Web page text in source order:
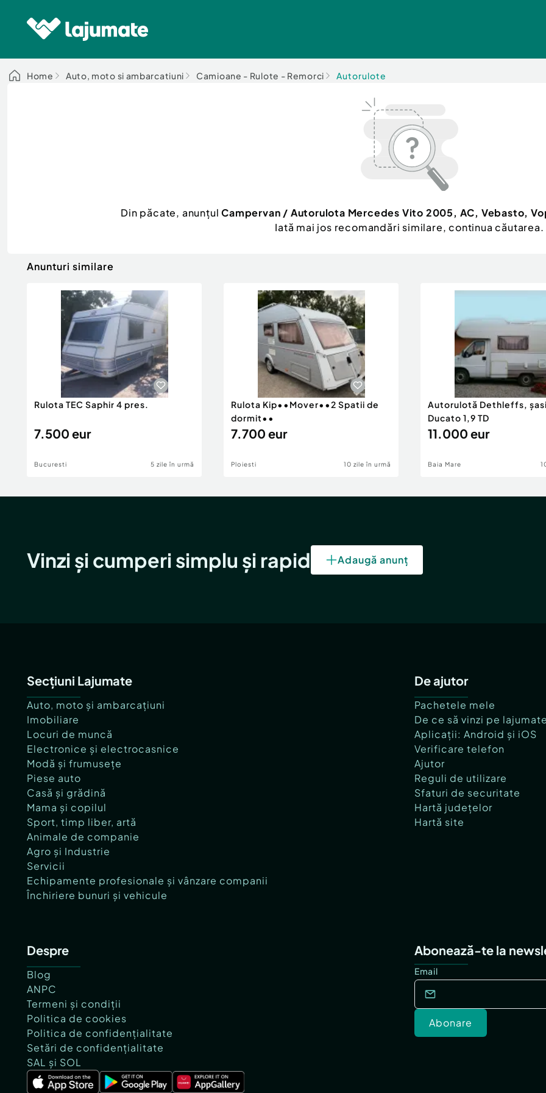
Home Auto, moto si ambarcatiuni Camioane - Rulote - Remorci Autorulote
Din păcate, anunțulCampervan / Autorulota Mercedes Vito 2005, AC, Vebasto,
Iată mai jos recomandări similare, continua căutarea.
Anunturi similare
Rulota TEC Saphir 4 pres.
7.500 eur
Bucuresti 5 zile în urmă
Rulota Kip••Mover••2 Spatii de
dormit••
7.700 eur
Ploiesti 10 zile în urmă
Autorulotă Dethleffs,
Ducato 1,9 TD
11.000 eur
Baia Mare
Vinzi și cumperi simplu și rapid Adaugă anunț
Secțiuni Lajumate
Auto, moto și ambarcațiuni
Imobiliare
Locuri de muncă
Electronice și electrocasnice
Modă și frumusețe
Piese auto
Casă și grădină
Mama și copilul
Sport, timp liber, artă
Animale de companie
Agro și Industrie
Servicii
Echipamente profesionale și vânzare companii
Închiriere bunuri și vehicule
De ajutor
Pachetele mele
De ce să vinzi pe
Aplicații: Android și iOS
Verificare telefon
Ajutor
Reguli de utilizare
Sfaturi de securitate
Hartă județelor
Hartă site
Despre
Blog
ANPC
Termeni și condiții
Politica de cookies
Politica de confidențialitate
Setări de confidențialitate
SAL și SOL
Abonează-te la
Email
Abonare